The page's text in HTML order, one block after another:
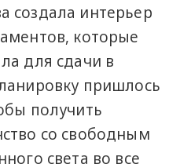
создала интерьер
которые
для сдачи в
пришлось
получить
со свободным
света во все